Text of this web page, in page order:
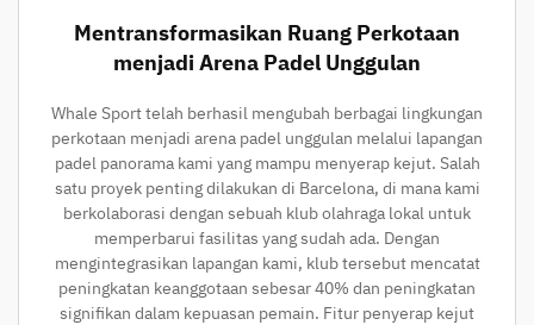
Mentransformasikan Ruang Perkotaan
menjadi Arena Padel Unggulan
Whale Sport telah berhasil mengubah berbagai lingkungan
perkotaan menjadi arena padel unggulan melalui lapangan
padel panorama kami yang mampu menyerap kejut. Salah
satu proyek penting dilakukan di Barcelona, di mana kami
berkolaborasi dengan sebuah klub olahraga lokal untuk
memperbarui fasilitas yang sudah ada. Dengan
mengintegrasikan lapangan kami, klub tersebut mencatat
peningkatan keanggotaan sebesar 40% dan peningkatan
signifikan dalam kepuasan pemain. Fitur penyerap kejut